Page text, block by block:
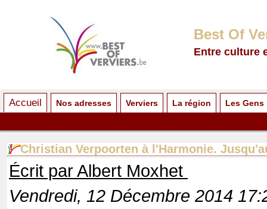
Best Of
Entre culture
Accueil Nos adresses Verviers La région Les Gens
Christian Verpoorten à l'Harmonie.
Écrit par Albert Moxhet
Vendredi, 12 Décembre 2014